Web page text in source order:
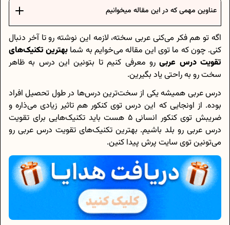
عناوین مهمی که در این مقاله میخوانیم
اگه تو هم فکر می‌کنی عربی سخته، لازمه این نوشته رو تا آخر دنبال
کنی. چون که ما توی این مقاله می‌خوایم به شما بهترین تکنیک‌های
تقویت درس عربیرو معرفی کنیم تا بتونین این درس به ظاهر
سخت رو به راحتی یاد بگیرین.
درس عربی همیشه یکی از سخت‌ترین درس‌ها در طول تحصیل افراد
بوده. از اونجایی که این درس توی کنکور هم تاثیر زیادی می‌ذاره و
ضریبش توی کنکور انسانی ۵ هست باید تکنیک‌هایی برای تقویت
درس عربی رو بلد باشیم. بهترین تکنیک‌های تقویت درس عربی رو
می‌تونین توی سایت پرش پیدا کنین.